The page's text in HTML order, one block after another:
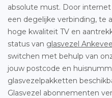
absolute must. Door
een degelijke verbinding, te
hoge kwaliteit TV en
status van glasvezel
switchen met behulp van
jouw postcode en
glasvezelpakketten
Glasvezel abonnementen